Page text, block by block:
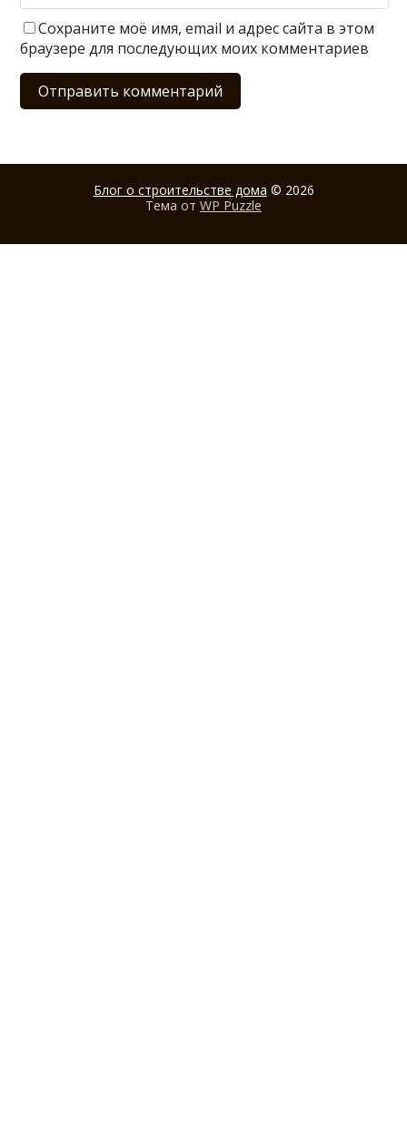
Сохраните моё имя, email и адрес сайта в этом
браузере для последующих моих комментариев
Блог о строительстве дома © 2026
Тема от WP Puzzle